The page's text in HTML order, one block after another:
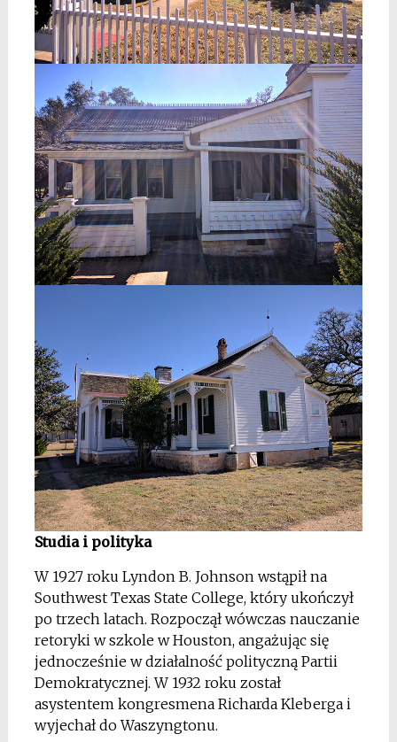
Studia i polityka
W 1927 roku Lyndon B. Johnson wstąpił na
Southwest Texas State College, który ukończył
po trzech latach. Rozpoczął wówczas nauczanie
retoryki w szkole w Houston, angażując się
jednocześnie w działalność polityczną Partii
Demokratycznej. W 1932 roku został
asystentem kongresmena Richarda Kleberga i
wyjechał do Waszyngtonu.